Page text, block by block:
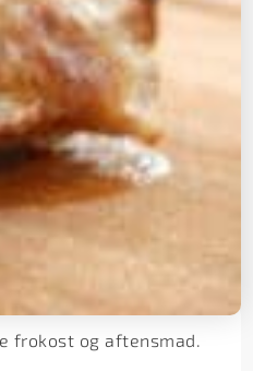
frokost og aftensmad.